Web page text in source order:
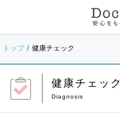
トップ 健康チェック
健康チェック